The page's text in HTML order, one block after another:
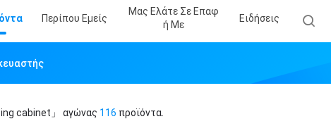
Περίπου Εμείς
Μας Ελάτε Σε Επαφ
Ή Με
Ειδήσεις
cabinet」 αγώνας 116 προϊόντα.